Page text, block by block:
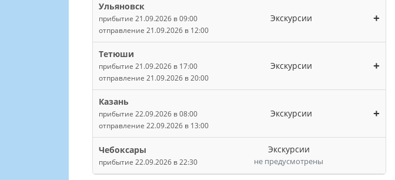
Ульяновск
прибытие 21.09.2026 в 09:00
отправление 21.09.2026 в 12:00
Экскурсии +
Тетюши
прибытие 21.09.2026 в 17:00
отправление 21.09.2026 в 20:00
Экскурсии +
Казань
прибытие 22.09.2026 в 08:00
отправление 22.09.2026 в 13:00
Экскурсии +
Чебоксары
прибытие 22.09.2026 в 22:30
Экскурсии
не предусмотрены